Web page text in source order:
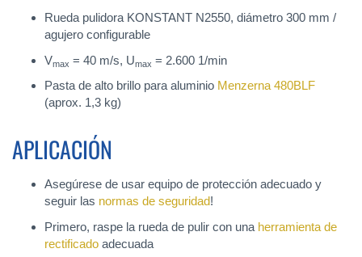
Rueda pulidora KONSTANT N2550, diámetro 300 mm /
agujero configurable
Vmax = 40 m/s, Umax = 2.600 1/min
Pasta de alto brillo para aluminio Menzerna 480BLF
(aprox. 1,3 kg)
APLICACIÓN
Asegúrese de usar equipo de protección adecuado y
seguir las normas de seguridad!
Primero, raspe la rueda de pulir con una herramienta de
rectificado adecuada